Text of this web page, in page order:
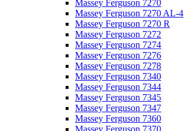
Massey Ferguson 7270
Massey Ferguson 7270 AL-4
Massey Ferguson 7270 R
Massey Ferguson 7272
Massey Ferguson 7274
Massey Ferguson 7276
Massey Ferguson 7278
Massey Ferguson 7340
Massey Ferguson 7344
Massey Ferguson 7345
Massey Ferguson 7347
Massey Ferguson 7360
Massey Ferguson 7370